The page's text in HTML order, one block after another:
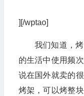
][/wptao]
我们知道，
的生活中使用频
说在国外就卖的
烤架，可以烤整